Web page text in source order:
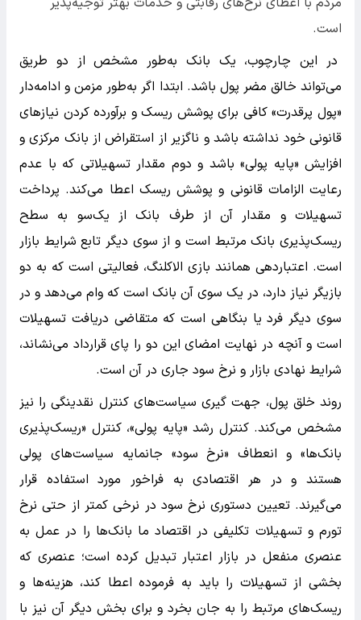
است.
در این چارچوب، یک بانک به‌طور مشخص از دو طریق
می‌تواند خالق مضر پول باشد. ابتدا اگر به‌طور مزمن و ادامه‌دار
«پول پرقدرت» کافی برای پوشش ریسک و برآورده کردن نیازهای
قانونی خود نداشته باشد و ناگزیر از استقراض از بانک مرکزی و
افزایش «پایه پولی» باشد و دوم مقدار تسهیلاتی که با عدم
رعایت الزامات قانونی و پوشش ریسک اعطا می‌کند. پرداخت
تسهیلات و مقدار آن از طرف بانک از یک‌سو به سطح
ریسک‌پذیری بانک مرتبط است و از سوی دیگر تابع شرایط بازار
است. اعتباردهی همانند بازی الاکلنگ، فعالیتی است که به دو
بازیگر نیاز دارد، در یک سوی آن بانک است که وام می‌دهد و در
سوی دیگر فرد یا بنگاهی است که متقاضی دریافت تسهیلات
است و آنچه در نهایت امضای این دو را پای قرارداد می‌نشاند،
شرایط نهادی بازار و نرخ سود جاری در آن است.
روند خلق پول، جهت گیری سیاست‌های کنترل نقدینگی را نیز
مشخص می‌کند. کنترل رشد «پایه پولی»، کنترل «ریسک‌پذیری
بانک‌ها» و انعطاف «نرخ سود» جانمایه سیاست‌های پولی
هستند و در هر اقتصادی به فراخور مورد استفاده قرار
می‌گیرند. تعیین دستوری نرخ سود در نرخی کمتر از حتی نرخ
تورم و تسهیلات تکلیفی در اقتصاد ما بانک‌ها را در عمل به
عنصری منفعل در بازار اعتبار تبدیل کرده است؛ عنصری که
بخشی از تسهیلات را باید به فرموده اعطا کند، هزینه‌ها و
ریسک‌های مرتبط را به جان بخرد و برای بخش دیگر آن نیز با